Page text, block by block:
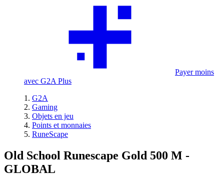
Payer moins
avec G2A Plus
G2A
Gaming
Objets en jeu
Points et monnaies
RuneScape
Old School Runescape Gold 500 M -
GLOBAL